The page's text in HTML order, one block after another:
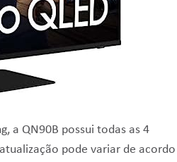
a QN90B possui todas as 4
pode variar de acordo